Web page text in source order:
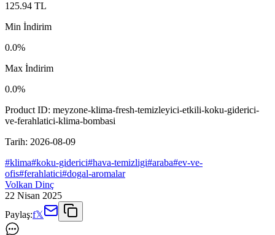
125.94 TL
Min İndirim
0.0%
Max İndirim
0.0%
Product ID: meyzone-klima-fresh-temizleyici-etkili-koku-giderici-
ve-ferahlatici-klima-bombasi
Tarih: 2026-08-09
#klima#koku-giderici#hava-temizligi#araba#ev-ve-
ofis#ferahlatici#dogal-aromalar
Volkan Dinç
22 Nisan 2025
Paylaş:f𝕏